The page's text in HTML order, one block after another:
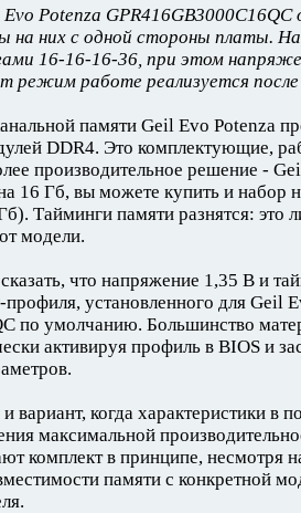
Potenza GPR416GB3000C16QC
на них с одной стороны платы.
16-16-16-36, при этом
режим работе реализуется
памяти Geil Evo Potenza
DDR4. Это комплектующие,
производительное решение -
16 Гб, вы можете купить и набор
Тайминги памяти разнятся: это
модели.
что напряжение 1,35 В и
профиля, установленного для Geil
по умолчанию. Большинство
активируя профиль в BIOS и
вариант, когда характеристики в
максимальной
комплект в принципе, несмотря
памяти с конкретной